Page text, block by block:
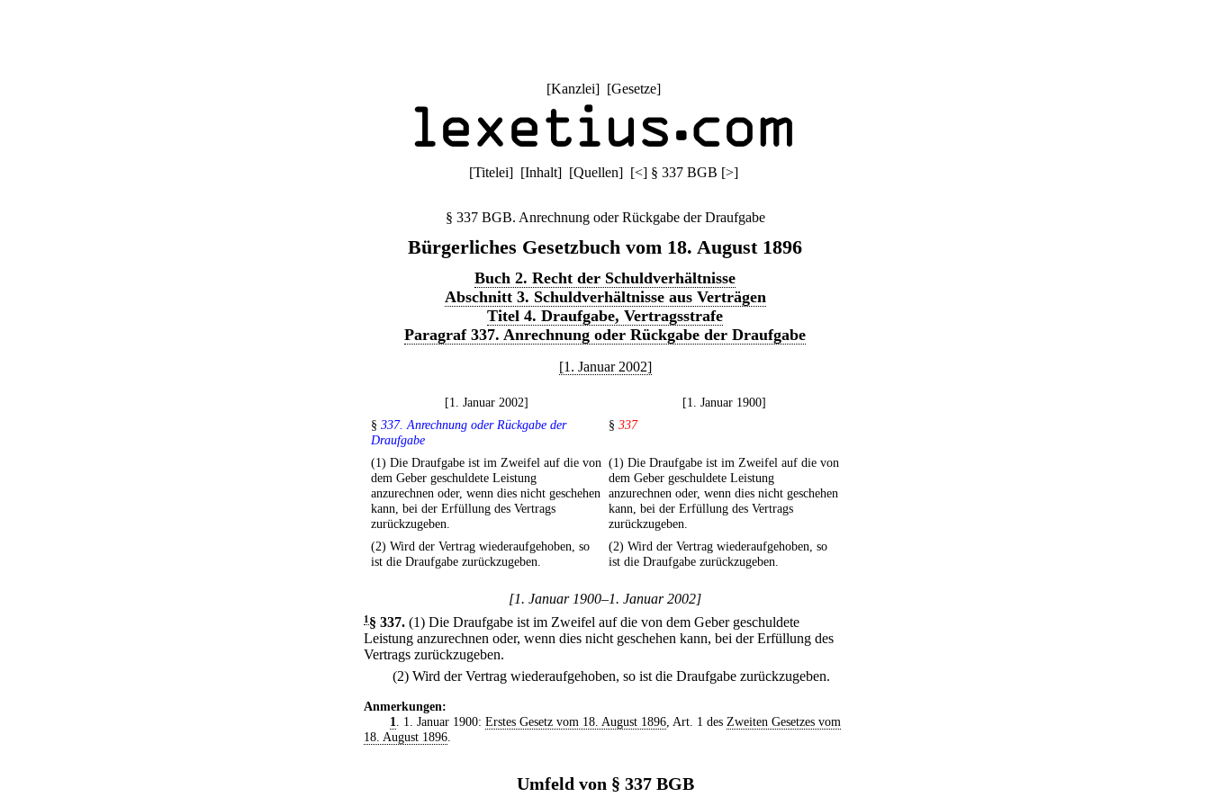
[Kanzlei] [Gesetze]
[Titelei] [Inhalt] [Quellen] [<] § 337 BGB [>]
§ 337 BGB. Anrechnung oder Rückgabe der Draufgabe
Bürgerliches Gesetzbuch vom 18. August 1896
Buch 2. Recht der Schuldverhältnisse
Abschnitt 3. Schuldverhältnisse aus Verträgen
Titel 4. Draufgabe, Vertragsstrafe
Paragraf 337. Anrechnung oder Rückgabe der Draufgabe
[1. Januar 2002]
[1. Januar 2002]
[1. Januar 1900]
§ 337. Anrechnung oder Rückgabe der
Draufgabe
§ 337
(1) Die Draufgabe ist im Zweifel auf die von
dem Geber geschuldete Leistung
anzurechnen oder, wenn dies nicht geschehen
kann, bei der Erfüllung des Vertrags
zurückzugeben.
(1) Die Draufgabe ist im Zweifel auf die von
dem Geber geschuldete Leistung
anzurechnen oder, wenn dies nicht geschehen
kann, bei der Erfüllung des Vertrags
zurückzugeben.
(2) Wird der Vertrag wiederaufgehoben, so
ist die Draufgabe zurückzugeben.
(2) Wird der Vertrag wiederaufgehoben, so
ist die Draufgabe zurückzugeben.
[1. Januar 1900–1. Januar 2002]
1§ 337. (1) Die Draufgabe ist im Zweifel auf die von dem Geber geschuldete
Leistung anzurechnen oder, wenn dies nicht geschehen kann, bei der Erfüllung des
Vertrags zurückzugeben.
(2) Wird der Vertrag wiederaufgehoben, so ist die Draufgabe zurückzugeben.
Anmerkungen:
1
. 1. Januar 1900: Erstes Gesetz vom 18. August 1896, Art. 1 des Zweiten Gesetzes vom
18. August 1896
Umfeld von § 337 BGB